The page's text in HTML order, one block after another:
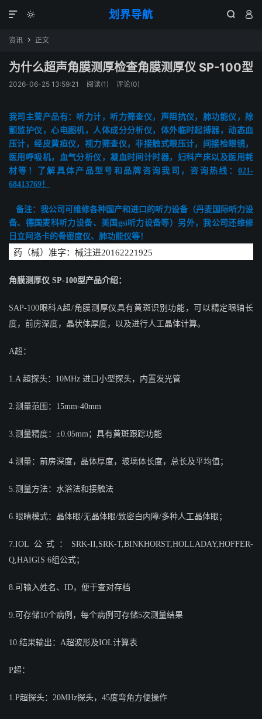
划界导航
  

资讯  正文
为什么超声角膜测厚检查角膜测厚仪 SP-100型
2026-06-25 13:59:21 阅读(1) 评论(0)
我司主营产品有：听力计，听力筛查仪， 声阻抗仪， 肺功能仪 ，
除
颤监护仪 ，心电图机，人体成分分析仪， 体外临时起搏器 ，动态血
压计 ，经皮黄疸仪， 视力筛查仪，非接触式眼压计， 间接检眼镜，
医用呼吸机， 血气分析仪 ，凝血时间计时器， 妇科产床以及医用耗
材等！了解具体产品型号和品牌咨询我司，咨询热线： 021-
68413769！
备注：我公司可维修各种国产和进口的听力设备（丹麦国际听力设
备、德国麦科听力设备、美国gsi听力设备等）另外，我公司还维修
日立阿洛卡的骨密度仪、肺功能仪等！
药（械）准字：械注进20162221925
角膜测厚仪 SP-100型产品介绍：
SAP-100眼科A超/角膜测厚仪具有黄斑识别功能，可以精定眼轴长
度，前房深度，晶状体厚度，以及进行人工晶体计算。
A超：
1.A 超探头：10MHz 进口小型探头，内置发光管
2.测量范围：15mm-40mm
3.测量精度：±0.05mm；具有黄斑跟踪功能
4.测量：前房深度，晶体厚度，玻璃体长度，总长及平均值；
5.测量方法：水浴法和接触法
6.眼睛模式：晶体眼/无晶体眼/致密白内障/多种人工晶体眼；
7.IOL公式：SRK-II,SRK-T,BINKHORST,HOLLADAY,HOFFER-
Q,HAIGIS 6组公式；
8.可输入姓名、ID，便于查对存档
9.可存储10个病例，每个病例可存储5次测量结果
10.结果输出：A超波形及IOL计算表
P超：
1.P超探头：20MHz探头，45度弯角方便操作